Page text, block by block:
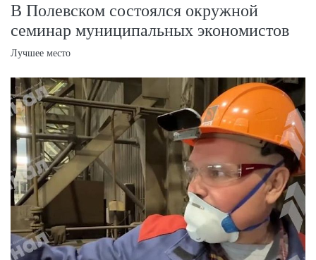
В Полевском состоялся окружной
семинар муниципальных экономистов
Лучшее место